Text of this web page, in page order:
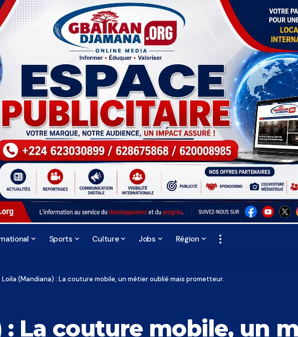
Sports Culture Jobs Région
Loïla (Mandiana) : La couture mobile, un métier oublié mais prometteur.
: La couture mobile, un